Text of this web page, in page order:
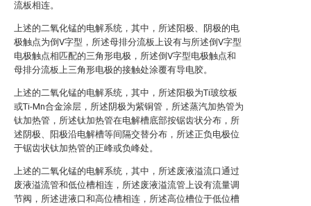
流板相连。
上述的二氧化锰的电解系统，其中，所述阳极、阴极的电
极触点为倒V字型，所述母排分流板上设有与所述倒V字型
电极触点相匹配的三角形电极，所述倒V字型电极触点和
母排分流板上三角形电极的接触处涂覆有导电胶。
上述的二氧化锰的电解系统，其中，所述阳极为Ti玻纹板
或Ti-Mn合金涂层，所述阴极为紫铜管，所述蒸汽加热管为
钛加热管，所述钛加热管在电解槽底部按锯齿状分布，所
述阴极、阳极沿电解槽等间隔交替分布，所述正负电极位
于锯齿状钛加热管的正峰或负峰处。
上述的二氧化锰的电解系统，其中，所述废液溢流口通过
废液溢流管和低位槽相连，所述废液溢流管上设有流量调
节阀，所述进液口和高位槽相连，所述高位槽位于低位槽